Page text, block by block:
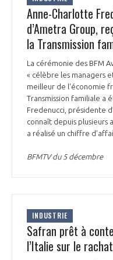
Anne-Charlotte
d’Ametra Group,
la Transmission
La cérémonie des BFM
« célèbre les managers
meilleur de l'économie
Transmission familiale a
Fredenucci, présidente
connaît depuis plusieurs
a réalisé un chiffre
BFMTV du 5 décembre
INDUSTRIE
Safran prêt à
l’Italie sur le